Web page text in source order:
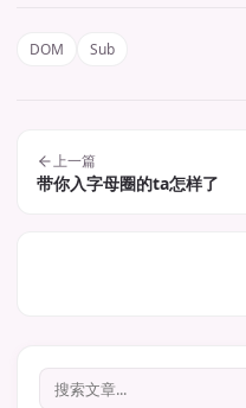
DOM Sub
上一篇
带你入字母圈的ta怎样了